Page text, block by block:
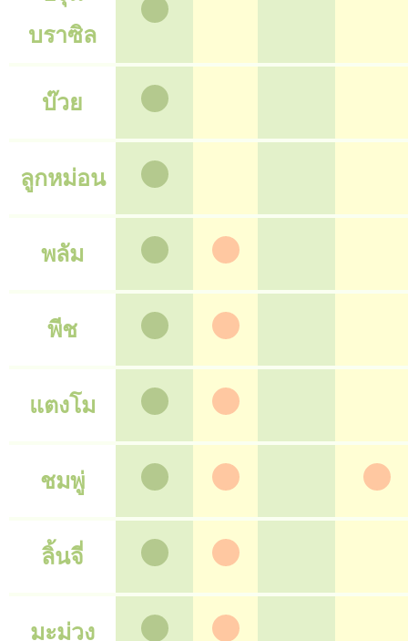
บราซิล
บ๊วย
ลูกหม่อน
พลัม
พีช
แตงโม
ชมพู่
ลิ้นจี่
มะม่วง